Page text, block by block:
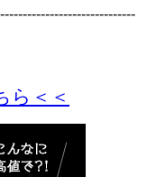
ら＜＜